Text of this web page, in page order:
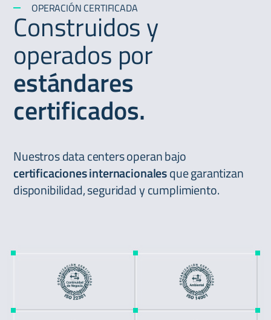
OPERACIÓN CERTIFICADA
Construidos y
operados por
estándares
certificados.
Nuestros data centers operan bajo
certificaciones internacionalesque garantizan
disponibilidad, seguridad y cumplimiento.